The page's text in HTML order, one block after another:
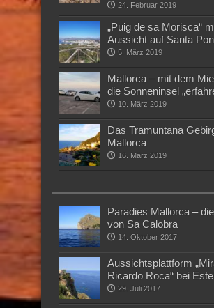
24. Februar 2019
„Puig de sa Morisca“
Aussicht auf Santa
5. März 2019
Mallorca – mit dem
die Sonneninsel
10. März 2019
Das Tramuntana
Mallorca
16. März 2019
Paradies Mallorca –
von Sa Calobra
14. Oktober 2017
Aussichtsplattform
Ricardo Roca“ bei
29. Juli 2017